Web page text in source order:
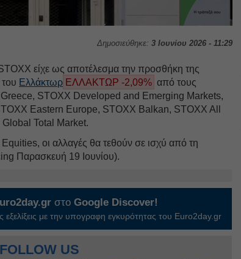
Δημοσιεύθηκε: 3 Ιουνίου 2026 - 11:29
είχε ως αποτέλεσμα την προσθήκη της
Ελλάκτωρ ΕΛΛΑΚΤΩΡ -2,09% από τους
Greece, STOXX Developed and Emerging Markets,
Eastern Europe, STOXX Balkan, STOXX All
Global Total Market.
οι αλλαγές θα τεθούν σε ισχύ από τη
Παρασκευή 19 Ιουνίου).
στοGoogle Discover!
εξελίξεις με την υπογραφη εγκυρότητας του Euro2day.gr
FOLLOW US